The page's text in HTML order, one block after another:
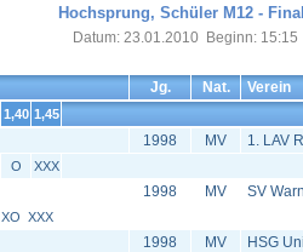
Hochsprung, Schüler M12 -
Datum: 23.01.2010 Beginn: 15:15
Jg. Nat. Verein
1,40 1,45
1998 MV 1. LAV
O XXX
1998 MV SV
XO XXX
1998 MV HSG